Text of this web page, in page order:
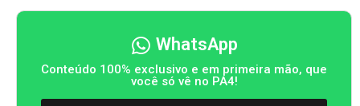
WhatsApp
Conteúdo 100% exclusivo e em primeira mão, que
você só vê no PA4!